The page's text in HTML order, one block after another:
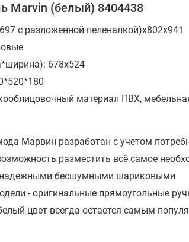
Marvin (белый) 8404438
с разложенной пеленалкой)х802х941
678х524
материал ПВХ,
Марвин разработан с учетом
разместить всё самое
бесшумными шариковыми
- оригинальные прямоугольные
цвет всегда остается самым